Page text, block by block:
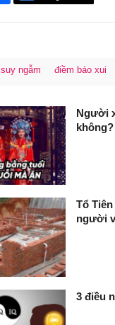
suy ngẫm điềm báo xui
Người
không?
Tổ
người
3 điều